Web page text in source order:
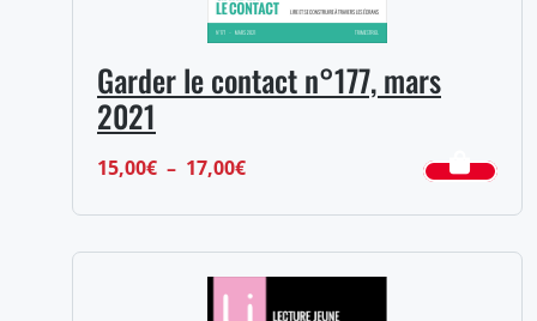
Garder le contact n°177, mars
2021
15,00€ – 17,00€Plage
15,00€